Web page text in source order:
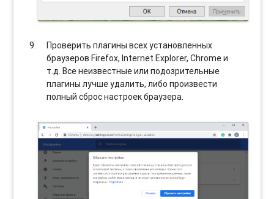
Проверить плагины всех установленных
браузеров Firefox, Internet Explorer, Chrome и
т.д. Все неизвестные или подозрительные
плагины лучше удалить, либо произвести
полный сброс настроек браузера.